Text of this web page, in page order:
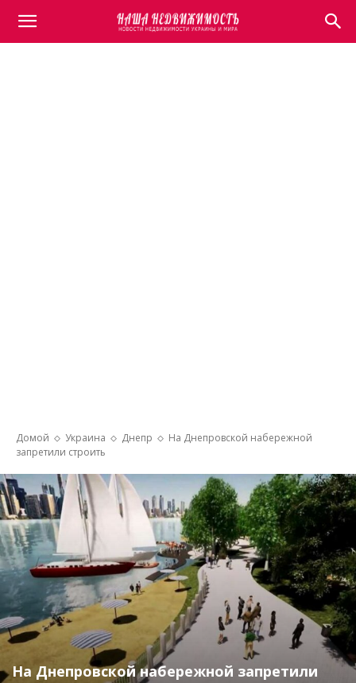
Домой Украина Днепр
На Днепровской набережной
запретили строить
На Днепровской набережной запретили